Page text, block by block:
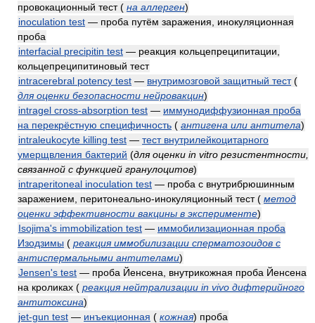
провокационный тест( на аллерген)
inoculation test — проба путём заражения, инокуляционная
проба
interfacial precipitin test — реакция кольцепреципитации,
кольцепреципитиновый тест
intracerebral potency test — внутримозговой защитный тест (
для оценки безопасности нейровакцин)
intragel cross-absorption test — иммунодиффузионная проба
на перекрёстную специфичность ( антигена или антитела)
intraleukocyte killing test — тест внутрилейкоцитарного
умерщвления бактерий (для оценки in vitro резистентности,
связанной с функцией гранулоцитов)
intraperitoneal inoculation test — проба с внутрибрюшинным
заражением, перитонеально-инокуляционный тест( метод
оценки эффективности вакцины в эксперименте)
Isojima's immobilization test — иммобилизационная проба
Изодзимы ( реакция иммобилизации сперматозоидов с
антиспермальными антителами)
Jensen's test — проба Йенсена, внутрикожная проба Йенсена
на кроликах ( реакция нейтрализации in vivo дифтерийного
антитоксина)
jet-gun test — инъекционная ( кожная) проба